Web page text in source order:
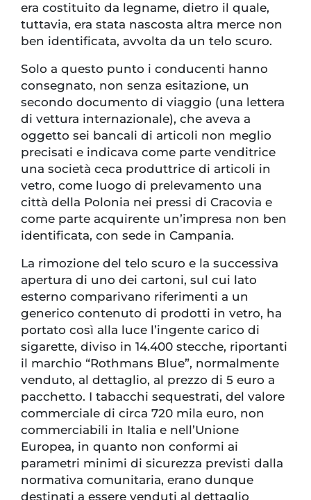
era costituito da legname, dietro il quale,
tuttavia, era stata nascosta altra merce non
ben identificata, avvolta da un telo scuro.
Solo a questo punto i conducenti hanno
consegnato, non senza esitazione, un
secondo documento di viaggio (una lettera
di vettura internazionale), che aveva a
oggetto sei bancali di articoli non meglio
precisati e indicava come parte venditrice
una società ceca produttrice di articoli in
vetro, come luogo di prelevamento una
città della Polonia nei pressi di Cracovia e
come parte acquirente un’impresa non ben
identificata, con sede in Campania.
La rimozione del telo scuro e la successiva
apertura di uno dei cartoni, sul cui lato
esterno comparivano riferimenti a un
generico contenuto di prodotti in vetro, ha
portato così alla luce l’ingente carico di
sigarette, diviso in 14.400 stecche, riportanti
il marchio “Rothmans Blue”, normalmente
venduto, al dettaglio, al prezzo di 5 euro a
pacchetto. I tabacchi sequestrati, del valore
commerciale di circa 720 mila euro, non
commerciabili in Italia e nell’Unione
Europea, in quanto non conformi ai
parametri minimi di sicurezza previsti dalla
normativa comunitaria, erano dunque
destinati a essere venduti al dettaglio